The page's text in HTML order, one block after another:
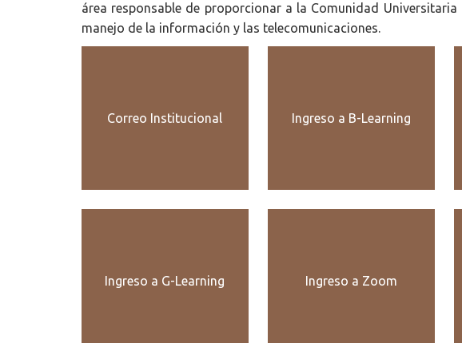
área responsable de proporcionar a la Comunidad
manejo de la información y las telecomunicaciones.
Correo Institucional Ingreso a B-Learning
Ingreso a G-Learning Ingreso a Zoom